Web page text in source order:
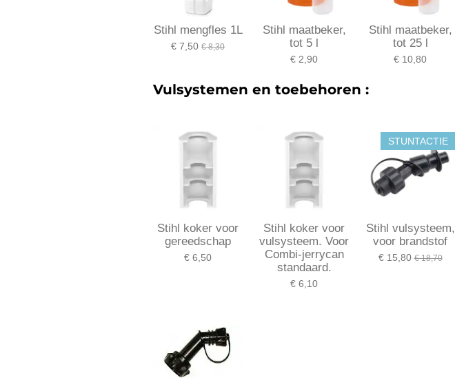
Stihl mengfles 1L
€ 7,50 € 8,30
Stihl maatbeker,
tot 5 l
€ 2,90
Stihl maatbeker,
tot 25 l
€ 10,80
Vulsystemen en toebehoren :
Stihl koker voor
gereedschap
€ 6,50
Stihl koker voor
vulsysteem. Voor
Combi-jerrycan
standaard.
€ 6,10
STUNTACTIE
Stihl vulsysteem,
voor brandstof
€ 15,80 € 18,70